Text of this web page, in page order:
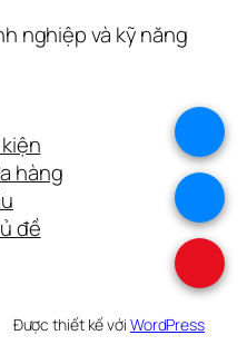
nghiệp và kỹ năng
hàng
đề
Được thiết kế với WordPress